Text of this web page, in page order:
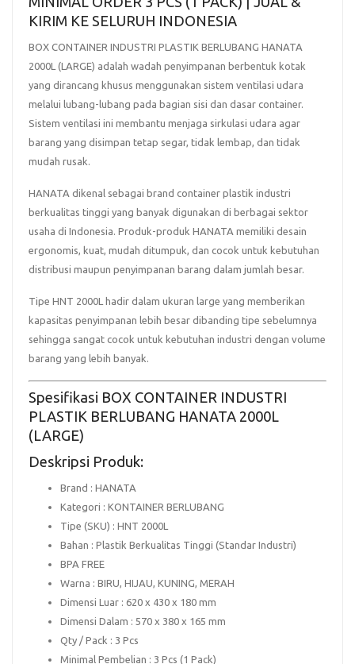
KIRIM KE SELURUH INDONESIA
BOX CONTAINER INDUSTRI PLASTIK BERLUBANG HANATA
2000L (LARGE) adalah wadah penyimpanan berbentuk kotak
yang dirancang khusus menggunakan sistem ventilasi udara
melalui lubang-lubang pada bagian sisi dan dasar container.
Sistem ventilasi ini membantu menjaga sirkulasi udara agar
barang yang disimpan tetap segar, tidak lembap, dan tidak
mudah rusak.
HANATA dikenal sebagai brand container plastik industri
berkualitas tinggi yang banyak digunakan di berbagai sektor
usaha di Indonesia. Produk-produk HANATA memiliki desain
ergonomis, kuat, mudah ditumpuk, dan cocok untuk kebutuhan
distribusi maupun penyimpanan barang dalam jumlah besar.
Tipe HNT 2000L
hadir dalam ukuran large yang memberikan
kapasitas penyimpanan lebih besar dibanding tipe sebelumnya
sehingga sangat cocok untuk kebutuhan industri dengan volume
barang yang lebih banyak.
Spesifikasi BOX CONTAINER INDUSTRI
PLASTIK BERLUBANG HANATA 2000L
(LARGE)
Deskripsi Produk:
Brand : HANATA
Kategori : KONTAINER BERLUBANG
Tipe (SKU) : HNT 2000L
Bahan : Plastik Berkualitas Tinggi (Standar Industri)
BPA FREE
Warna : BIRU, HIJAU, KUNING, MERAH
Dimensi Luar : 620 x 430 x 180 mm
Dimensi Dalam : 570 x 380 x 165 mm
Qty / Pack : 3 Pcs
Minimal Pembelian : 3 Pcs (1 Pack)